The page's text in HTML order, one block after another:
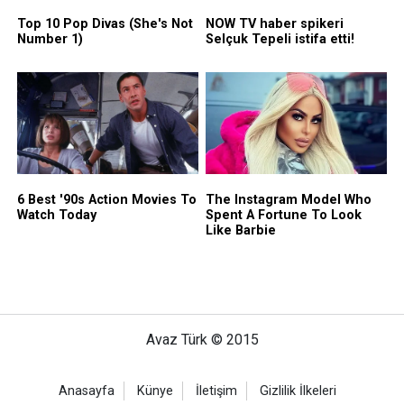
Avaz Türk © 2015
Anasayfa Künye İletişim Gizlilik İlkeleri